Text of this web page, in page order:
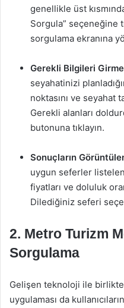
genellikle üst
Sorgula” seçeneğine
sorgulama ekranına
Gerekli Bilgileri
seyahatinizi
noktasını ve
Gerekli alanları
butonuna tıklayın.
Sonuçların
uygun seferler
fiyatları ve doluluk
Dilediğiniz seferi
2. Metro Turizm
Sorgulama
Gelişen teknoloji ile
uygulaması da